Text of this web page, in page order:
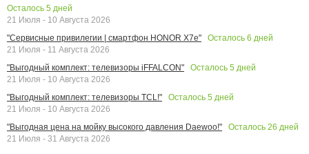
Осталось 5 дней
21 Июля - 10 Августа 2026
"Сервисные привилегии | смартфон HONOR X7e"
Осталось 6 дней
21 Июля - 11 Августа 2026
"Выгодный комплект: телевизоры iFFALCON"
Осталось 5 дней
21 Июля - 10 Августа 2026
"Выгодный комплект: телевизоры TCL!"
Осталось 5 дней
21 Июля - 10 Августа 2026
"Выгодная цена на мойку высокого давления Daewoo!"
Осталось 26 дней
21 Июля - 31 Августа 2026